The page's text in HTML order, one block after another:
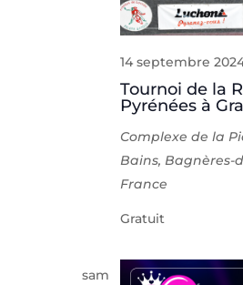
Tournoi de la
Pyrénées à
14 septembre
Complexe de la
Bains, Bagnères-
France
Gratuit
sam